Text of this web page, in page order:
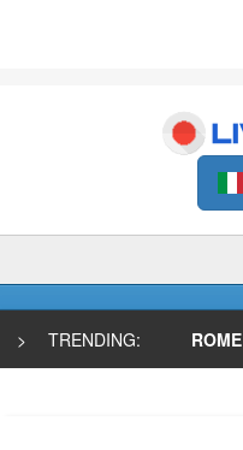
> TRENDING: ROME